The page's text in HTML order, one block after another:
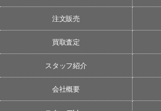
注文販売
買取査定
スタッフ紹介
会社概要